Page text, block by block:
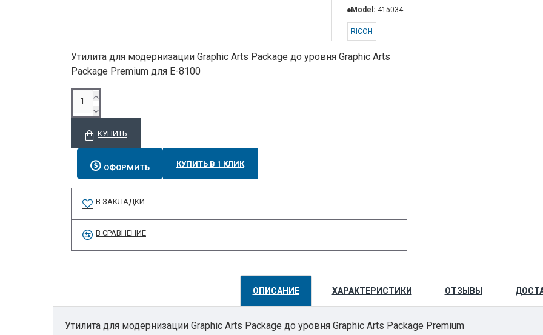
Model: 415034
RICOH
Утилита для модернизации Graphic Arts Package до уровня Graphic Arts
Package Premium для E-8100
КУПИТЬ
ОФОРМИТЬ КУПИТЬ В 1 КЛИК
В ЗАКЛАДКИ
В СРАВНЕНИЕ
ОПИСАНИЕ ХАРАКТЕРИСТИКИ ОТЗЫВЫ
Утилита для модернизации Graphic Arts Package до уровня Graphic Arts Package Premium